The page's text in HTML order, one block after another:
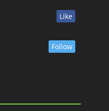
Like
Follow